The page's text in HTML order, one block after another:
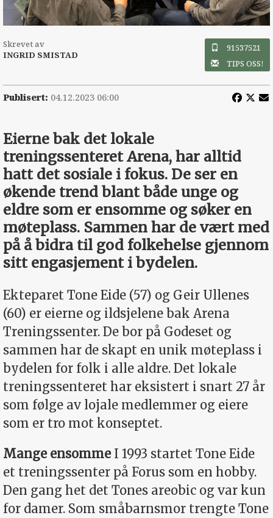
Skrevet av
INGRID SMISTAD
91537521
TIPS OSS!
Publisert: 04.12.2023 06:00
Eierne bak det lokale
treningssenteret Arena, har alltid
hatt det sosiale i fokus. De ser en
økende trend blant både unge og
eldre som er ensomme og søker en
møteplass. Sammen har de vært med
på å bidra til god folkehelse gjennom
sitt engasjement i bydelen.
Ekteparet Tone Eide (57) og Geir Ullenes
(60) er eierne og ildsjelene bak Arena
Treningssenter. De bor på Godeset og
sammen har de skapt en unik møteplass i
bydelen for folk i alle aldre. Det lokale
treningssenteret har eksistert i snart 27 år
som følge av lojale medlemmer og eiere
som er tro mot konseptet.
Mange ensomme I 1993 startet Tone Eide
et treningssenter på Forus som en hobby.
Den gang het det Tones areobic og var kun
for damer. Som småbarnsmor trengte Tone